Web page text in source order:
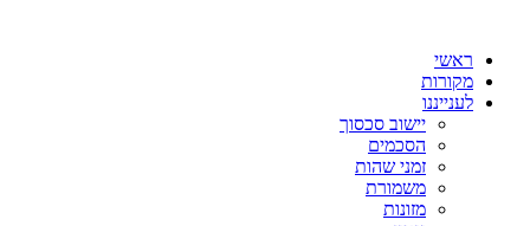
ראשי
מקורות
לענייננו
יישוב סכסוך
הסכמים
זמני שהות
משמורת
מזונות